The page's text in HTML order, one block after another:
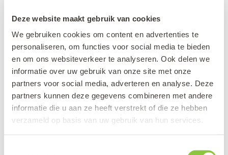
Deze website maakt gebruik van cookies
We gebruiken cookies om content en advertenties te
personaliseren, om functies voor social media te bieden
en om ons websiteverkeer te analyseren. Ook delen we
informatie over uw gebruik van onze site met onze
partners voor social media, adverteren en analyse. Deze
partners kunnen deze gegevens combineren met andere
informatie die u aan ze heeft verstrekt of die ze hebben
verzameld op basis van uw gebruik van hun services.
oefeningen te doen en hun vragen te
stellen om hun begrip van digitale
geletterdheid te verbeteren en hun
vaardigheden te ontwikkelen om
leerlingen te ondersteunen bij het
verbeteren van hun digitale
geletterdheid.